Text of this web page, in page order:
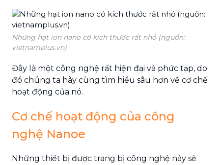
Những hạt ion nano có kích thước rất nhỏ (nguồn:
vietnamplus.vn)
Đây là một công nghệ rất hiện đại và phức tạp, do
đó chúng ta hãy cùng tìm hiểu sâu hơn về cơ chế
hoạt động của nó.
Cơ chế hoạt động của công
nghệ Nanoe
Những thiết bị được trang bị công nghệ này sẽ